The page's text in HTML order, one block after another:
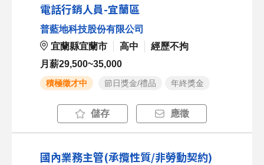
電話行銷人員-宜蘭區
普藍地科技股份有限公司
宜蘭縣宜蘭市
高中
經歷不拘
月薪29,500~35,000
積極徵才中 節日獎金/禮品 年終獎金
儲存 應徵
國內業務主管(承攬性質/非勞動契約)